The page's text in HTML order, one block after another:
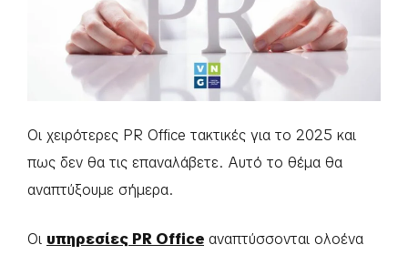
Οι χειρότερες PR Office τακτικές για το 2025 και
πως δεν θα τις επαναλάβετε. Αυτό το θέμα θα
αναπτύξουμε σήμερα.
Οι υπηρεσίες PR Office αναπτύσσονται ολοένα